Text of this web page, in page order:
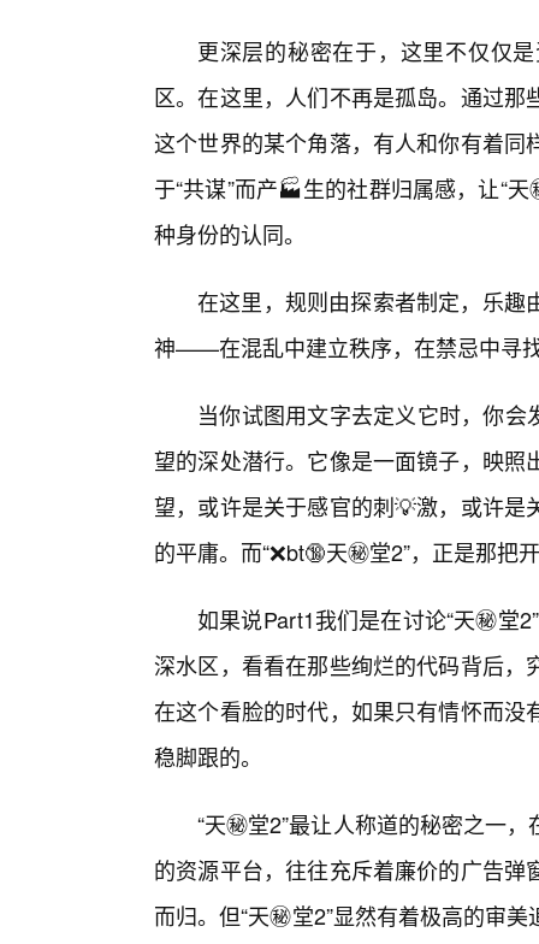
更深层的秘密在于，这里不仅仅
区。在这里，人们不再是孤岛。通过
这个世界的某个角落，有人和你有着
于“共谋”而产🏭生的社群归属感，让“
种身份的认同。
在这里，规则由探索者制定，乐趣
神——在混乱中建立秩序，在禁忌中寻
当你试图用文字去定义它时，你
望的深处潜行。它像是一面镜子，映
望，或许是关于感官的刺💡激，或许
的平庸。而“❌bt🔞天㊙️堂2”，正是那把
如果说Part1我们是在讨论“天㊙️堂
深水区，看看在那些绚烂的代码背后
在这个看脸的时代，如果只有情怀而
稳脚跟的。
“天㊙️堂2”最让人称道的秘密之一
的资源平台，往往充斥着廉价的广告
而归。但“天㊙️堂2”显然有着极高的审